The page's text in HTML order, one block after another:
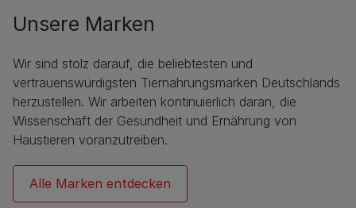
Unsere Marken
Wir sind stolz darauf, die beliebtesten und
vertrauenswürdigsten Tiernahrungsmarken Deutschlands
herzustellen. Wir arbeiten kontinuierlich daran, die
Wissenschaft der Gesundheit und Ernährung von
Haustieren voranzutreiben.
Alle Marken entdecken